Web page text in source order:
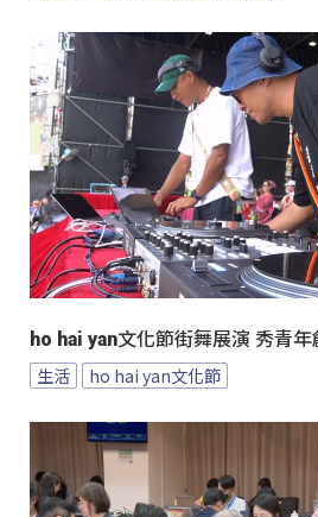
ho hai yan文化節街舞展演 秀青年
生活 ho hai yan文化節